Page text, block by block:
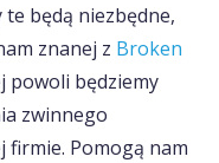
te będą niezbędne,
znanej z Broken
powoli będziemy
zwinnego
firmie. Pomogą nam